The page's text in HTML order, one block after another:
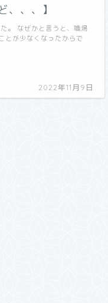
、、、】
2022年11月9日
。 なぜかと言うと、職場
とが少なくなったからで